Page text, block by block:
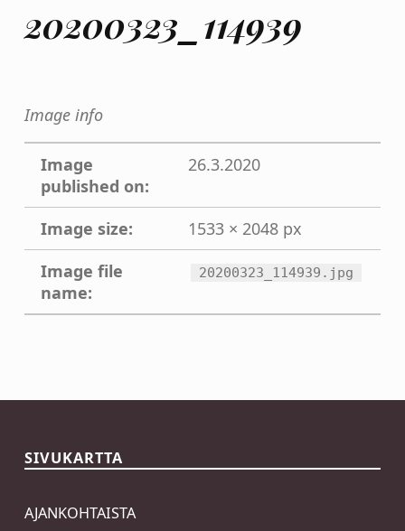
20200323_114939
Image info
Image
published on:
26.3.2020
Image size:
1533 × 2048 px
Image file
name:
20200323_114939.jpg
SIVUKARTTA
AJANKOHTAISTA